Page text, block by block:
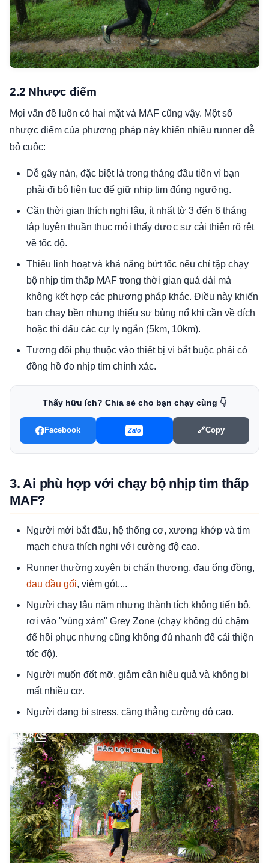
2.2 Nhược điểm
Mọi vấn đề luôn có hai mặt và MAF cũng vậy. Một số
nhược điểm của phương pháp này khiến nhiều runner dễ
bỏ cuộc:
Dễ gây nản, đặc biệt là trong tháng đầu tiên vì bạn
phải đi bộ liên tục để giữ nhịp tim đúng ngưỡng.
Cần thời gian thích nghi lâu, ít nhất từ 3 đến 6 tháng
tập luyện thuần thục mới thấy được sự cải thiện rõ rệt
về tốc độ.
Thiếu linh hoạt và khả năng bứt tốc nếu chỉ tập chạy
bộ nhịp tim thấp MAF trong thời gian quá dài mà
không kết hợp các phương pháp khác. Điều này khiến
bạn chạy bền nhưng thiếu sự bùng nổ khi cần về đích
hoặc thi đấu các cự ly ngắn (5km, 10km).
Tương đối phụ thuộc vào thiết bị vì bắt buộc phải có
đồng hồ đo nhịp tim chính xác.
Thấy hữu ích? Chia sẻ cho bạn chạy cùng 👇
Facebook Zalo 🔗Copy
3. Ai phù hợp với chạy bộ nhịp tim thấp
MAF?
Người mới bắt đầu, hệ thống cơ, xương khớp và tim
mạch chưa thích nghi với cường độ cao.
Runner thường xuyên bị chấn thương, đau ống đồng,
đau đầu gối, viêm gót,...
Người chạy lâu năm nhưng thành tích không tiến bộ,
rơi vào "vùng xám" Grey Zone (chạy không đủ chậm
để hồi phục nhưng cũng không đủ nhanh để cải thiện
tốc độ).
Người muốn đốt mỡ, giảm cân hiệu quả và không bị
mất nhiều cơ.
Người đang bị stress, căng thẳng cường độ cao.